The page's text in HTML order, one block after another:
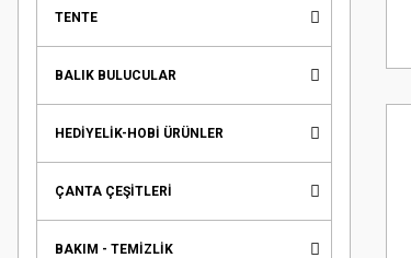
TENTE
BALIK BULUCULAR
HEDİYELİK-HOBİ ÜRÜNLER
ÇANTA ÇEŞİTLERİ
BAKIM - TEMİZLİK